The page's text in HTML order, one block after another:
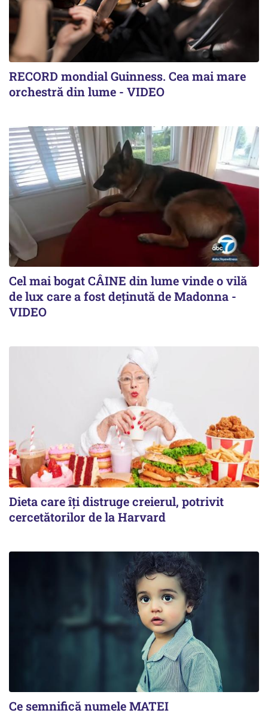
RECORD mondial Guinness. Cea mai mare
orchestră din lume - VIDEO
Cel mai bogat CÂINE din lume vinde o vilă
de lux care a fost deținută de Madonna -
VIDEO
Dieta care îți distruge creierul, potrivit
cercetătorilor de la Harvard
Ce semnifică numele MATEI